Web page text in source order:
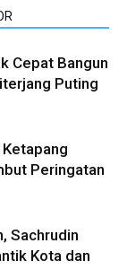
Cepat Bangun
Puting
Peringatan
Sachrudin
Kota dan